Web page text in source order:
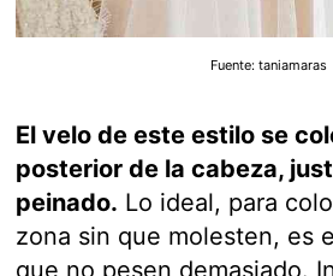
Fuente: taniamaras
El velo de este estilo se
posterior de la cabeza,
peinado. Lo ideal, para
zona sin que molesten, es
que no pesen demasiado.